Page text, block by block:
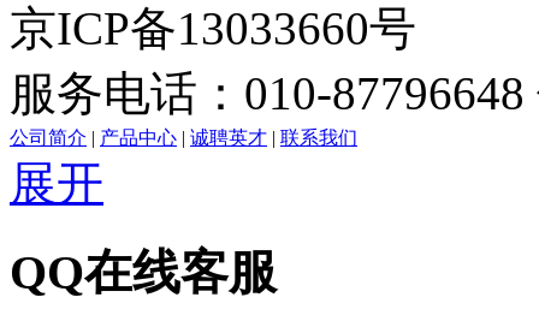
京ICP备13033660号
服务电话：010-
公司简介 | 产品中心 | 诚聘英才 | 联系我们
展开
QQ在线客服